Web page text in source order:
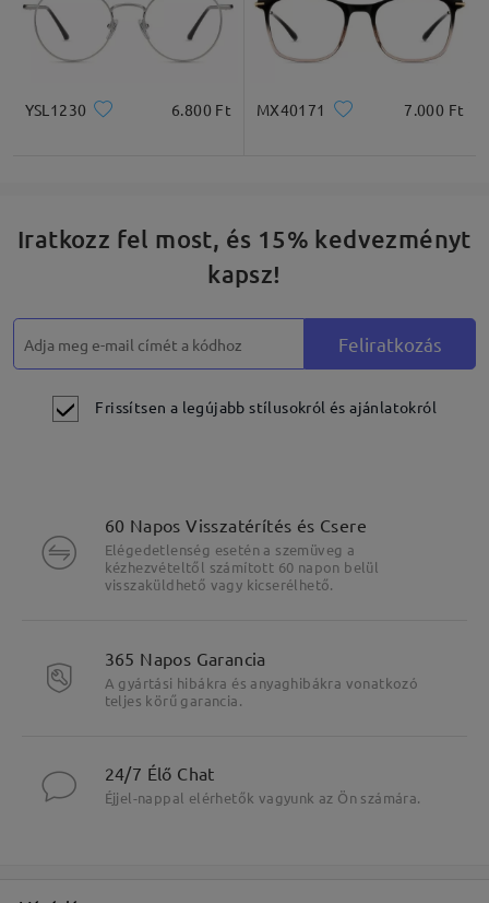
* Csak tájékoztató jellegű
Termékleírás
Fő jellemzők kiemelése
YSL1230 6.800 Ft MX40171 7.000 Ft
Iratkozz fel most, és 15% kedvezményt
kapsz!
Feliratkozás
Frissítsen a legújabb stílusokról és ajánlatokról
60 Napos Visszatérítés és Csere
Elégedetlenség esetén a szemüveg a
kézhezvételtől számított 60 napon belül
visszaküldhető vagy kicserélhető.
365 Napos Garancia
A gyártási hibákra és anyaghibákra vonatkozó
teljes körű garancia.
24/7 Élő Chat
Éjjel-nappal elérhetők vagyunk az Ön számára.